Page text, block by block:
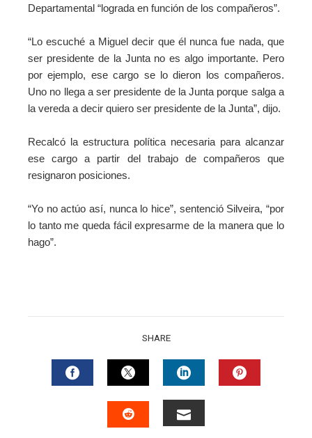
Departamental “lograda en función de los compañeros”.
“Lo escuché a Miguel decir que él nunca fue nada, que
ser presidente de la Junta no es algo importante. Pero
por ejemplo, ese cargo se lo dieron los compañeros.
Uno no llega a ser presidente de la Junta porque salga a
la vereda a decir quiero ser presidente de la Junta”, dijo.
Recalcó la estructura política necesaria para alcanzar
ese cargo a partir del trabajo de compañeros que
resignaron posiciones.
“Yo no actúo así, nunca lo hice”, sentenció Silveira, “por
lo tanto me queda fácil expresarme de la manera que lo
hago”.
SHARE
FACEBOOKTWITTERLINKEDIN